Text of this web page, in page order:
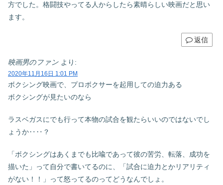
方でした。格闘技やってる人からしたら素晴らしい映画だと思い
ます。
返信
映画男のファン より:
2020年11月16日 1:01 PM
ボクシング映画で、プロボクサーを起用しての迫力ある
ボクシングが見たいのなら
ラスベガスにでも行って本物の試合を観たらいいのではないでし
ょうか‥‥？
「ボクシングはあくまでも比喩であって彼の苦労、転落、成功を
描いた」って自分で書いてるのに、「試合に迫力とかリアリティ
がない！！」って怒ってるのってどうなんでしょ。